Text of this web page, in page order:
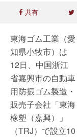
共有
東海ゴム工業（愛
知県小牧市）は
12日、中国浙江
省嘉興市の自動車
用防振ゴム製造・
販売子会社「東海
橡塑（嘉興）」
（TRJ）で設立10